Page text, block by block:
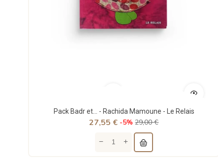
Pack Badr et... - Rachida Mamoune - Le Relais
27,55 € -5% 29,00 €